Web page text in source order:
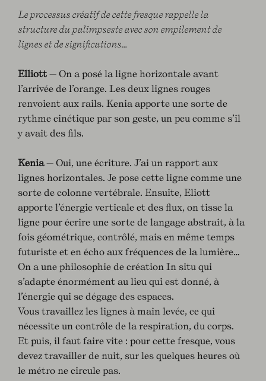
Le processus créatif de cette fresque rappelle la
structure du palimpseste avec son empilement de
lignes et de significations…
Elliott — On a posé la ligne horizontale avant
l’arrivée de l’orange. Les deux lignes rouges
renvoient aux rails. Kenia apporte une sorte de
rythme cinétique par son geste, un peu comme s’il
y avait des fils.
Kenia— Oui, une écriture. J’ai un rapport aux
lignes horizontales. Je pose cette ligne comme une
sorte de colonne vertébrale. Ensuite, Eliott
apporte l’énergie verticale et des flux, on tisse la
ligne pour écrire une sorte de langage abstrait, à la
fois géométrique, contrôlé, mais en même temps
futuriste et en écho aux fréquences de la lumière…
On a une philosophie de création In situ qui
s’adapte énormément au lieu qui est donné, à
l’énergie qui se dégage des espaces.
Vous travaillez les lignes à main levée, ce qui
nécessite un contrôle de la respiration, du corps.
Et puis, il faut faire vite : pour cette fresque, vous
devez travailler de nuit, sur les quelques heures où
le métro ne circule pas.